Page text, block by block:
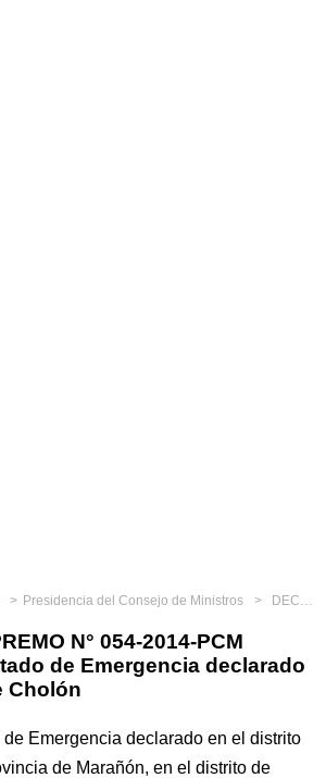
Presidencia del Consejo de Ministros DECRETO SUPREMO N° 054-2014-PCM Prórroga de Estado de Emergencia declarado en el distrito de Cholón
N° 054-2014-PCM
de Emergencia declarado
Cholón
de Emergencia declarado en el distrito
de Marañón, en el distrito de